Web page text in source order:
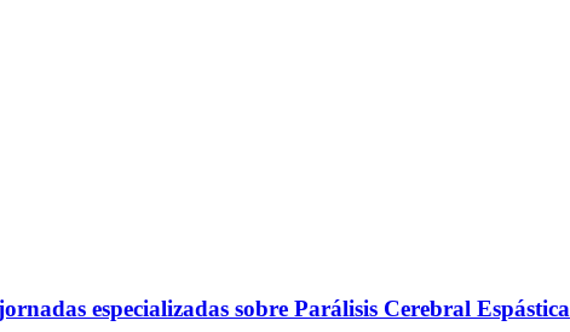
especializadas sobre Parálisis Cerebral Espástica